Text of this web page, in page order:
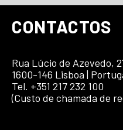
CONTACTOS
Rua Lúcio de Azevedo,
1600-146 Lisboa |
Tel. +351 217 232 100
(Custo de chamada de